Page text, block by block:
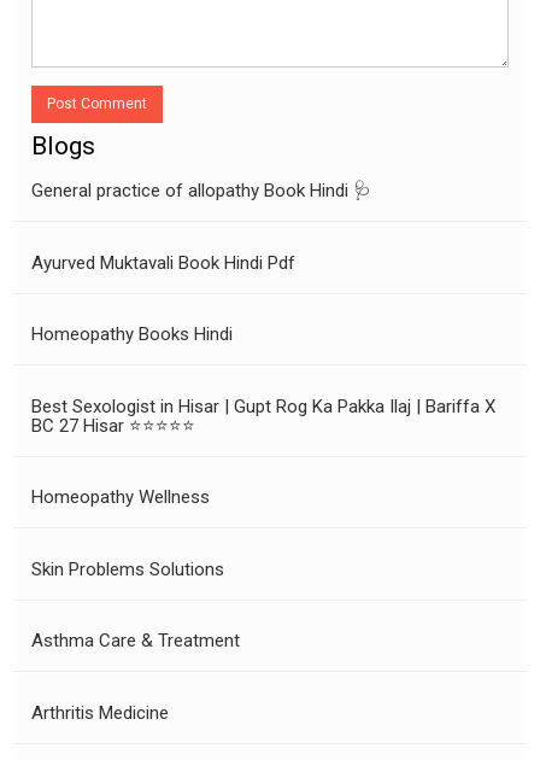
Post Comment
Blogs
General practice of allopathy Book Hindi 🩺
Ayurved Muktavali Book Hindi Pdf
Homeopathy Books Hindi
Best Sexologist in Hisar | Gupt Rog Ka Pakka Ilaj | Bariffa X
BC 27 Hisar ⭐⭐⭐⭐⭐
Homeopathy Wellness
Skin Problems Solutions
Asthma Care & Treatment
Arthritis Medicine